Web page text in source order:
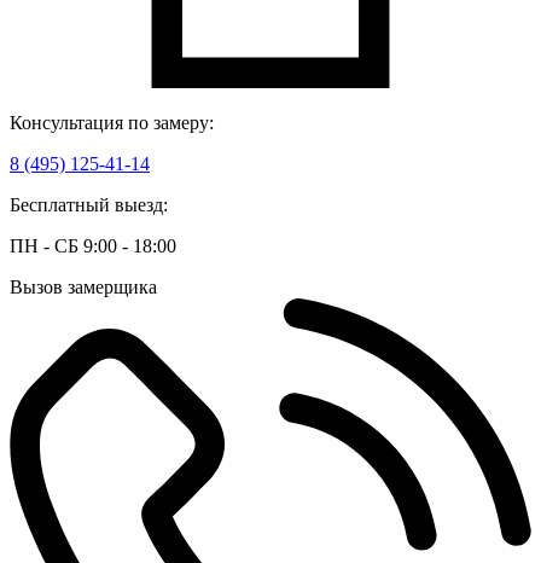
Консультация по замеру:
8 (495) 125-41-14
Бесплатный выезд:
ПН - СБ 9:00 - 18:00
Вызов замерщика